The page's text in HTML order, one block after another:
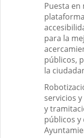
Puesta en
para la
públicos,
la
servicios
y
públicos y